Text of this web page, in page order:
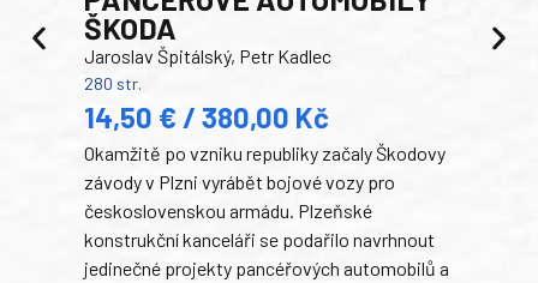
ŠKODA
Jaroslav Špitálský, Petr Kadlec
280 str.
14,50 € / 380,00 Kč
Okamžitě po vzniku republiky začaly Škodovy
závody v Plzni vyrábět bojové vozy pro
československou armádu. Plzeňské
konstrukční kanceláři se podařilo navrhnout
jedinečné projekty pancéřových automobilů a